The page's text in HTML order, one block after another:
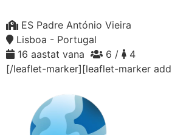
ES Padre António Vieira
Lisboa - Portugal
16 aastat vana
6 /
4
[/leaflet-marker][leaflet-marker